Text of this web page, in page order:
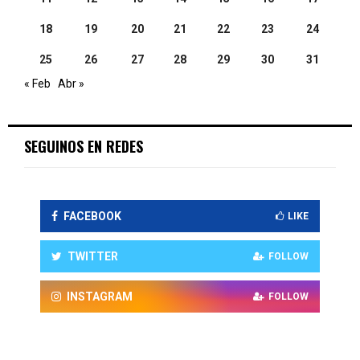
18 19 20 21 22 23 24
25 26 27 28 29 30
31
« Feb
Abr »
SEGUINOS EN REDES
FACEBOOK LIKE
TWITTER FOLLOW
INSTAGRAM FOLLOW